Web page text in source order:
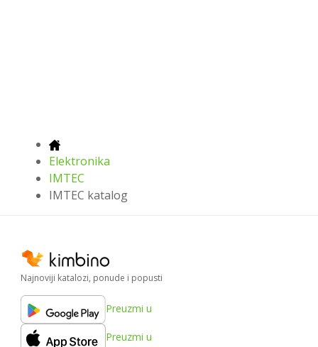
Elektronika
IMTEC
IMTEC katalog
Najnoviji katalozi, ponude i popusti
Preuzmi u
Preuzmi u